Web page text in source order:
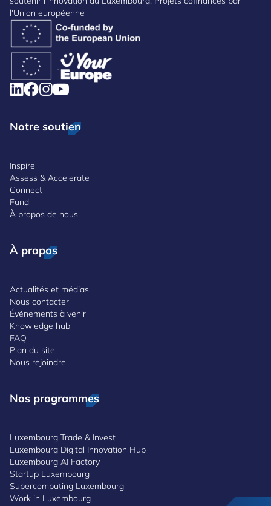
l'Union européenne
Notre soutien
Inspire
Assess & Accelerate
Connect
Fund
À propos de nous
À propos
Actualités et médias
Nous contacter
Événements à venir
Knowledge hub
FAQ
Plan du site
Nous rejoindre
Nos programmes
Luxembourg Trade & Invest
Luxembourg Digital Innovation Hub
Luxembourg AI Factory
Startup Luxembourg
Supercomputing Luxembourg
Work in Luxembourg